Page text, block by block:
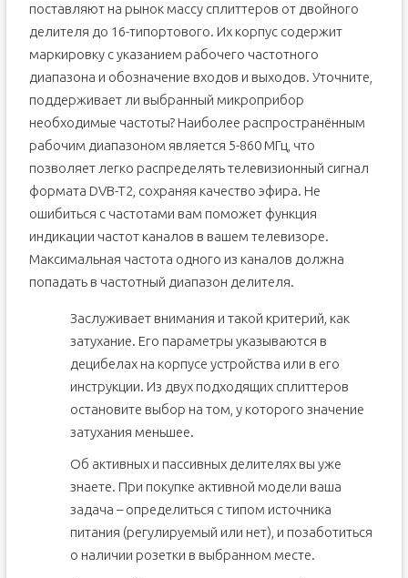
поставляют на рынок массу сплиттеров от двойного
делителя до 16-типортового. Их корпус содержит
маркировку с указанием рабочего частотного
диапазона и обозначение входов и выходов. Уточните,
поддерживает ли выбранный микроприбор
необходимые частоты? Наиболее распространённым
рабочим диапазоном является 5-860 МГц, что
позволяет легко распределять телевизионный сигнал
формата DVB-T2, сохраняя качество эфира. Не
ошибиться с частотами вам поможет функция
индикации частот каналов в вашем телевизоре.
Максимальная частота одного из каналов должна
попадать в частотный диапазон делителя.
Заслуживает внимания и такой критерий, как
затухание. Его параметры указываются в
децибелах на корпусе устройства или в его
инструкции. Из двух подходящих сплиттеров
остановите выбор на том, у которого значение
затухания меньшее.
Об активных и пассивных делителях вы уже
знаете. При покупке активной модели ваша
задача – определиться с типом источника
питания (регулируемый или нет), и позаботиться
о наличии розетки в выбранном месте.